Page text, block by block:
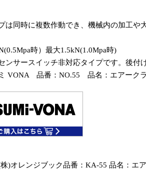
は同時に複数作動でき、機械内の加工や
時）最大1.5kN(1.0Mpa時)
ンサースイッチ非対応タイプです。後付
VONA 品番：NO.55 品名：エアーク
株)オレンジブック品番：KA-55 品名：エ